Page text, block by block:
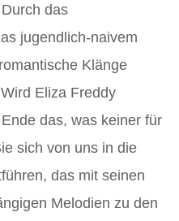
das
jugendlich-naivem
Klänge
Eliza Freddy
das, was keiner für
sich von uns in die
das mit seinen
Melodien zu den